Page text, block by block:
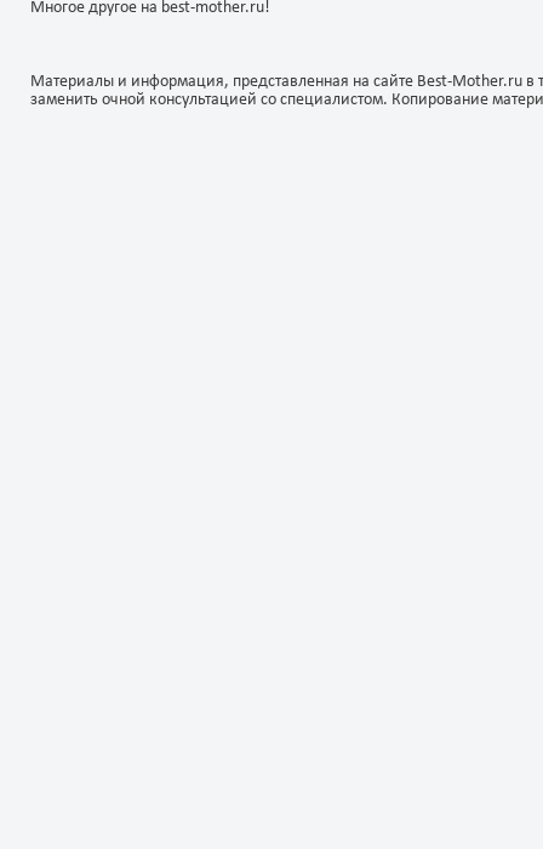
Многое другое на best-mother.ru!
Материалы и информация, представленная на сайте Best-Mother.ru
заменить очной консультацией со специалистом. Копирование